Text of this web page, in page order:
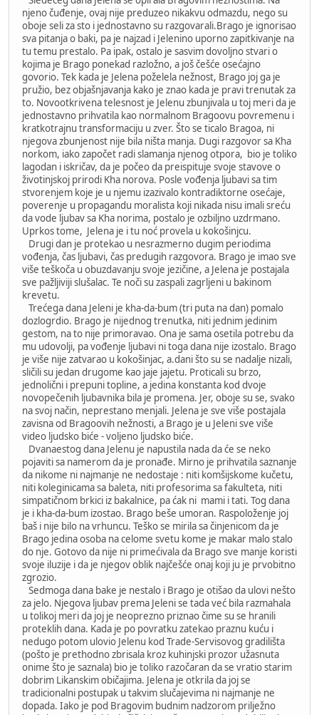
njeno čuđenje, ovaj nije preduzeo nikakvu odmazdu, nego su
oboje seli za sto i jednostavno su razgovarali.Brago je ignorisao
sva pitanja o baki, pa je najzad i Jelenino uporno zapitkivanje na
tu temu prestalo. Pa ipak, ostalo je sasvim dovoljno stvari o
kojima je Brago ponekad razložno, a još češće osećajno
govorio. Tek kada je Jelena poželela nežnost, Brago joj ga je
pružio, bez objašnjavanja kako je znao kada je pravi trenutak za
to. Novootkrivena telesnost je Jelenu zbunjivala u toj meri da je
jednostavno prihvatila kao normalnom Bragoovu povremenu i
kratkotrajnu transformaciju u zver. Što se ticalo Bragoa, ni
njegova zbunjenost nije bila ništa manja. Dugi razgovor sa Kha
norkom, iako započet radi slamanja njenog otpora, bio je toliko
lagodan i iskričav, da je počeo da preispituje svoje stavove o
životinjskoj prirodi Kha norova. Posle vođenja ljubavi sa tim
stvorenjem koje je u njemu izazivalo kontradiktorne osećaje,
poverenje u propagandu moralista koji nikada nisu imali sreću
da vode ljubav sa Kha norima, postalo je ozbiljno uzdrmano.
Uprkos tome, Jelena je i tu noć provela u kokošinjcu.
Drugi dan je protekao u nesrazmerno dugim periodima
vođenja, čas ljubavi, čas predugih razgovora. Brago je imao sve
više teškoča u obuzdavanju svoje jezičine, a Jelena je postajala
sve pažljiviji slušalac. Te noči su zaspali zagrljeni u bakinom
krevetu.
Trećega dana Jeleni je kha-da-bum (tri puta na dan) pomalo
dozlogrdio. Brago je nijednog trenutka, niti jednim jedinim
gestom, na to nije primoravao. Ona je sama osetila potrebu da
mu udovolji, pa vođenje ljubavi ni toga dana nije izostalo. Brago
je više nije zatvarao u kokošinjac, a.dani što su se nadalje nizali,
sličili su jedan drugome kao jaje jajetu. Proticali su brzo,
jednolični i prepuni topline, a jedina konstanta kod dvoje
novopečenih ljubavnika bila je promena. Jer, oboje su se, svako
na svoj način, neprestano menjali. Jelena je sve više postajala
zavisna od Bragoovih nežnosti, a Brago je u Jeleni sve više
video ljudsko biće - voljeno ljudsko biće.
Dvanaestog dana Jelenu je napustila nada da će se neko
pojaviti sa namerom da je pronađe. Mirno je prihvatila saznanje
da nikome ni najmanje ne nedostaje : niti komšijskome kučetu,
niti koleginicama sa baleta, niti profesorima sa fakulteta, niti
simpatičnom brkici iz bakalnice, pa ćak ni mami i tati. Tog dana
je i kha-da-bum izostao. Brago beše umoran. Raspoloženje joj
baš i nije bilo na vrhuncu. Teško se mirila sa činjenicom da je
Brago jedina osoba na celome svetu kome je makar malo stalo
do nje. Gotovo da nije ni primećivala da Brago sve manje koristi
svoje iluzije i da je njegov oblik najčešće onaj koji ju je prvobitno
zgrozio.
Sedmoga dana bake je nestalo i Brago je otišao da ulovi nešto
za jelo. Njegova ljubav prema Jeleni se tada već bila razmahala
u tolikoj meri da joj je neoprezno priznao čime su se hranili
proteklih dana. Kada je po povratku zatekao praznu kuću i
nedugo potom ulovio Jelenu kod Trade-Servisovog gradilišta
(pošto je prethodno zbrisala kroz kuhinjski prozor užasnuta
onime što je saznala) bio je toliko razočaran da se vratio starim
dobrim Likanskim običajima. Jelena je otkrila da joj se
tradicionalni postupak u takvim slučajevima ni najmanje ne
dopada. Iako je pod Bragovim budnim nadzorom prilježno